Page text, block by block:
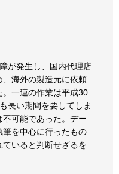
が発生し、国内代理店
海外の製造元に依頼
。一連の作業は平成30
長い期間を要してしま
可能であった。デー
筆を中心に行ったもの
いると判断せざるを